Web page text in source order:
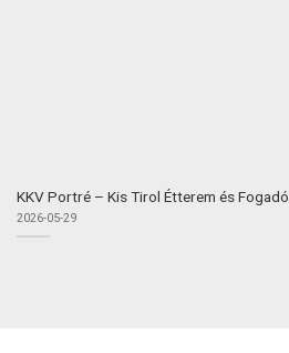
KKV Portré – Kis Tirol Étterem és Fogadó
2026-05-29